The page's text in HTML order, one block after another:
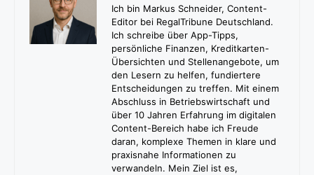
Ich bin Markus Schneider, Content-
Editor bei RegalTribune Deutschland.
Ich schreibe über App-Tipps,
persönliche Finanzen, Kreditkarten-
Übersichten und Stellenangebote, um
den Lesern zu helfen, fundiertere
Entscheidungen zu treffen. Mit einem
Abschluss in Betriebswirtschaft und
über 10 Jahren Erfahrung im digitalen
Content-Bereich habe ich Freude
daran, komplexe Themen in klare und
praxisnahe Informationen zu
verwandeln. Mein Ziel ist es,